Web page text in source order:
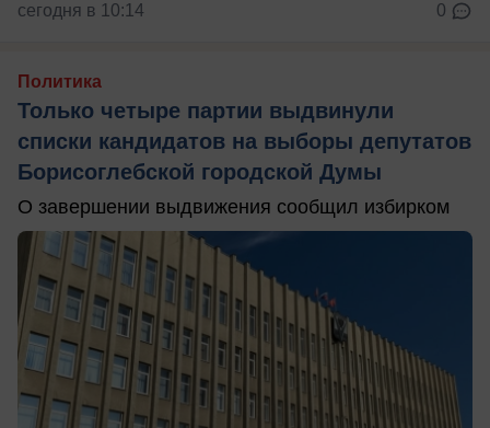
сегодня в 10:14 0
Политика
Только четыре партии выдвинули
списки кандидатов на выборы депутатов
Борисоглебской городской Думы
О завершении выдвижения сообщил избирком